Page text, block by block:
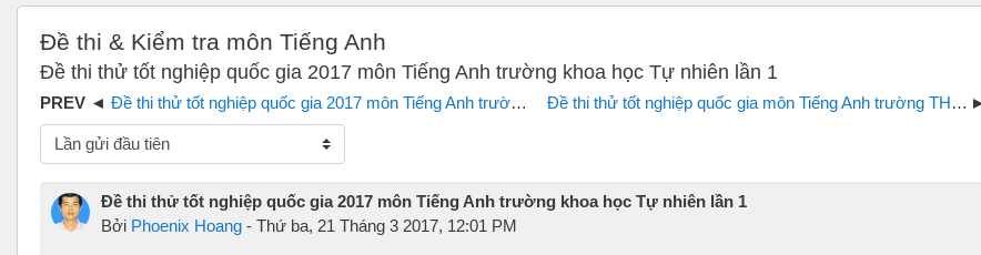
Đề thi & Kiểm tra môn Tiếng Anh
Đề thi thử tốt nghiệp quốc gia 2017 môn Tiếng Anh trường khoa học Tự nhiên lần 1
Đề thi thử tốt nghiệp quốc gia 2017 môn Tiếng Anh trường Tiên Du Số 1 tỉnh Vĩnh Phúc Đề thi thử tốt nghiệp quốc gia môn Tiếng Anh trường THPT Yên Lạc Vĩnh Phúc lần 1 năm 2017
độ hiển thị
Đề thi thử tốt nghiệp quốc gia 2017 môn Tiếng Anh trường khoa học Tự nhiên lần 1
Bởi Phoenix Hoang - Thứ ba, 21 Tháng 3 2017, 12:01 PM